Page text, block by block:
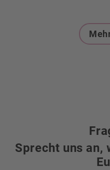
Sprecht uns an,